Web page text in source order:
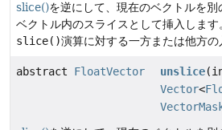
slice()を逆にして、現在のベクトルを
ベクトル内のスライスとして挿入しま
slice()演算に対する一方または他方の
abstract FloatVector unslice
Vector<